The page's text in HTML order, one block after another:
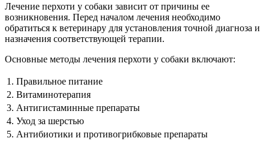
Лечение перхоти у собаки зависит от причины ее
возникновения. Перед началом лечения необходимо
обратиться к ветеринару для установления точной диагноза и
назначения соответствующей терапии.
Основные методы лечения перхоти у собаки включают:
1. Правильное питание
2. Витаминотерапия
3. Антигистаминные препараты
4. Уход за шерстью
5. Антибиотики и противогрибковые препараты